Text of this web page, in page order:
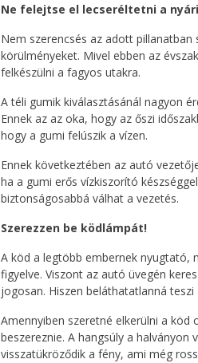
Ne felejtse el lecseréltetni a
Nem szerencsés az adott
körülményeket. Mivel ebben az
felkészülni a fagyos utakra.
A téli gumik kiválasztásánál nagyon
Ennek az az oka, hogy az őszi
hogy a gumi felúszik a vízen.
Ennek következtében az autó
ha a gumi erős vízkiszorító
biztonságosabbá válhat a vezetés.
Szerezzen be ködlámpát!
A köd a legtöbb embernek nyugtató,
figyelve. Viszont az autó üvegén
jogosan. Hiszen beláthatatlanná
Amennyiben szeretné elkerülni a
beszereznie. A hangsúly a
visszatükröződik a fény, ami még